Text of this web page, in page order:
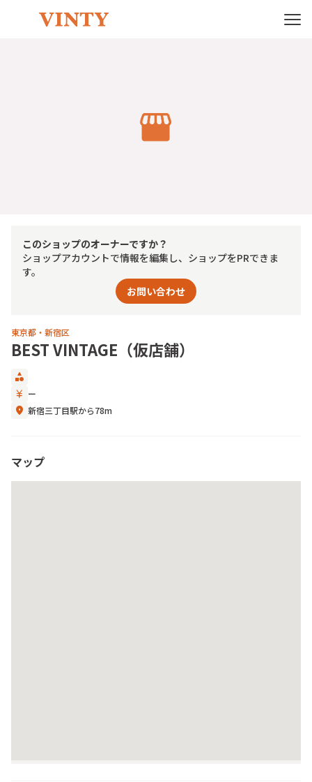
このショップのオーナーですか？
ショップアカウントで情報を編集し、ショップをPRできま
す。
お問い合わせ
東京都・新宿区
BEST VINTAGE（仮店舗）
category
currency_yen ー
location_on 新宿三丁目駅から78m
マップ